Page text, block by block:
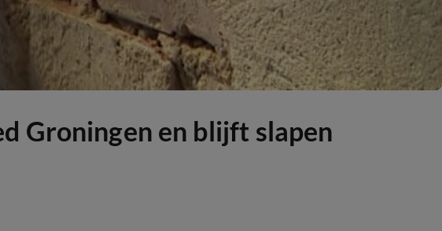
Groningen en blijft slapen